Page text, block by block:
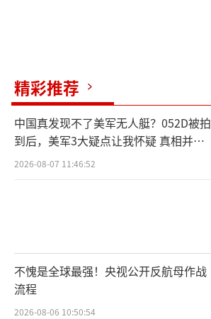
精彩推荐
中国真发现不了美军无人艇？052D被拍
到后，美军3大疑点让我怀疑 真相并非
如此
2026-08-07 11:46:52
不愧是全球最强！央视公开反航母作战
流程
2026-08-06 10:50:54